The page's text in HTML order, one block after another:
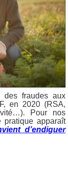
des fraudes aux
en 2020 (RSA,
Pour nos
pratique apparaît
d’endiguer